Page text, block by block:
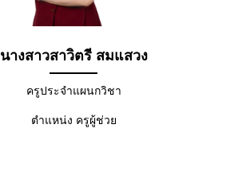
นางสาวสาวิตรี สมแสวง
ครูประจำแผนกวิชา
ตำแหน่ง ครูผู้ช่วย